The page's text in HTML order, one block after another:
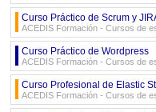
Curso Práctico de Scrum y
ACEDIS Formación - Cursos de
Curso Práctico de Wordpress
ACEDIS Formación - Cursos de
Curso Profesional de Elastic
ACEDIS Formación - Cursos de